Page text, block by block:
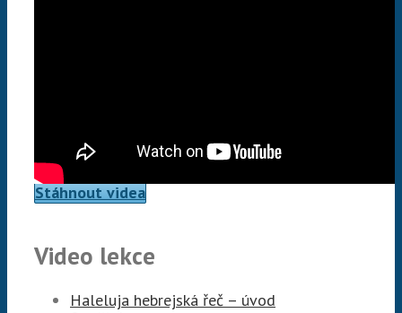
Stáhnout videa
Video lekce
Haleluja hebrejská řeč – úvod